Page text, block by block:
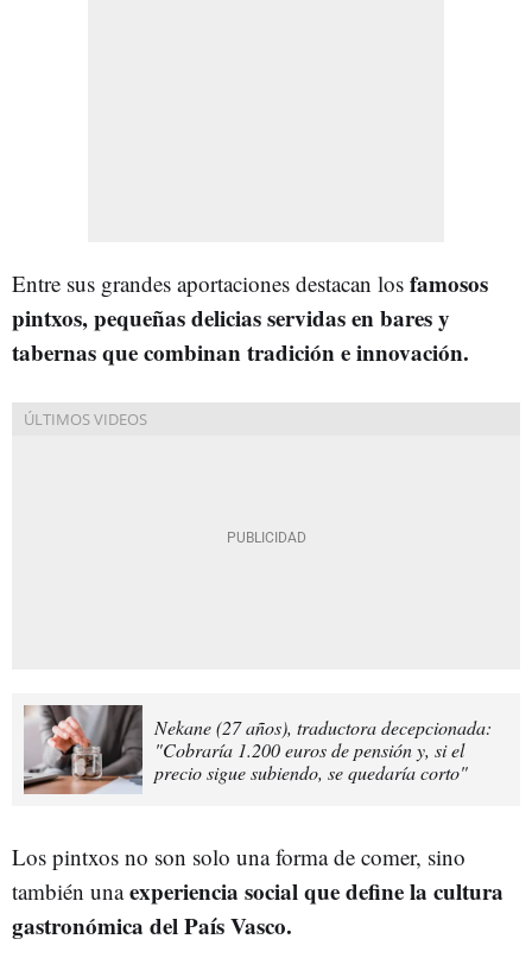
Entre sus grandes aportaciones destacan los famosos
pintxos, pequeñas delicias servidas en bares y
tabernas que combinan tradición e innovación.
Nekane (27 años), traductora decepcionada:
"Cobraría 1.200 euros de pensión y, si el
precio sigue subiendo, se quedaría corto"
Los pintxos no son solo una forma de comer, sino
también unaexperiencia social que define la cultura
gastronómica del País Vasco.